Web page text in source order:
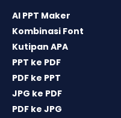
AI PPT Maker
Kombinasi Font
Kutipan APA
PPT ke PDF
PDF ke PPT
JPG ke PDF
PDF ke JPG